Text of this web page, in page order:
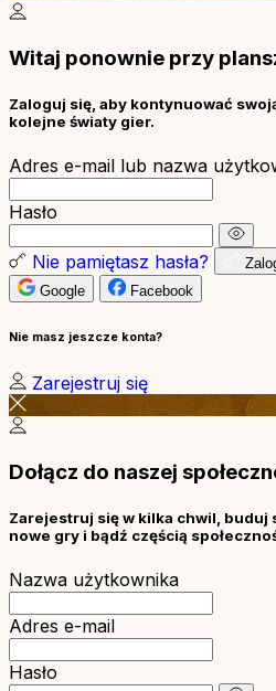
Witaj ponownie przy
Zaloguj się, aby kontynuować
kolejne światy gier.
Adres e-mail lub nazwa
Hasło
Nie pamiętasz hasła?
Google
Facebook
Nie masz jeszcze konta?
Zarejestruj się
Dołącz do naszej
Zarejestruj się w kilka chwil, buduj
nowe gry i bądź częścią
Nazwa użytkownika
Adres e-mail
Hasło